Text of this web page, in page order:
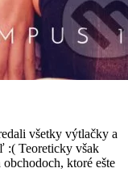
všetky výtlačky a
:( Teoreticky však
ktoré ešte